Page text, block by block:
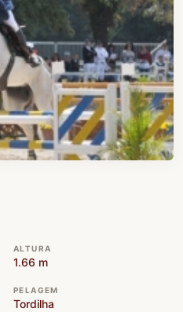
ALTURA
1.66 m
PELAGEM
Tordilha